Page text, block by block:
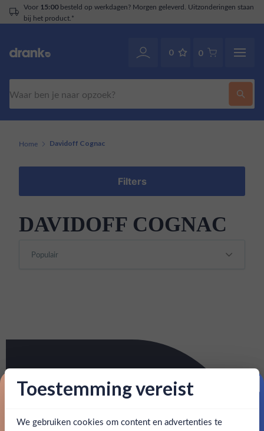
op werkdagen? Morgen geleverd. Uitzonderingen staan
0 0
Home Davidoff Cognac
Filters
DAVIDOFF COGNAC
Toestemming vereist
We gebruiken cookies om content en advertenties te
Proost op je eerste korting!
Schrijf je in en ontvang direct 5% korting op je eerste